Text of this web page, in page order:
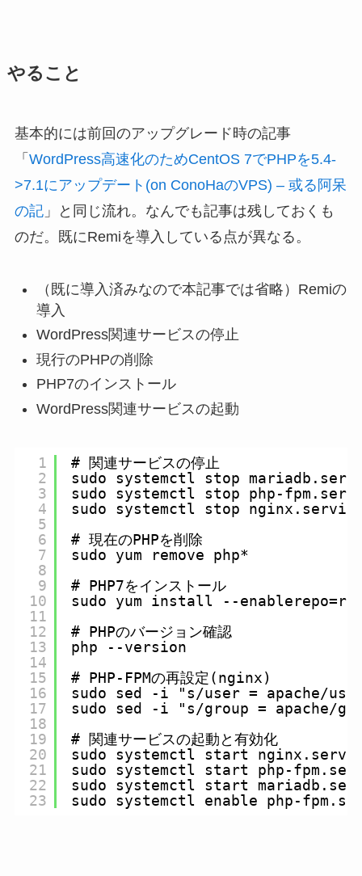
やること
基本的には前回のアップグレード時の記事
「 WordPress高速化のためCentOS 7でPHPを5.4-
>7.1にアップデート(on ConoHaのVPS) – 或る阿呆
の記」と同じ流れ。なんでも記事は残しておくも
のだ。既にRemiを導入している点が異なる。
（既に導入済みなので本記事では省略）Remiの
導入
WordPress関連サービスの停止
現行のPHPの削除
PHP7のインストール
WordPress関連サービスの起動
1
2
3
4
5
6
7
8
9
10
11
12
13
14
15
16
17
18
19
20
21
22
23
# 関連サービスの停止
sudo systemctl stop
sudo systemctl stop php-
sudo systemctl stop
# 現在のPHPを削除
sudo yum remove php*
# PHP7をインストール
sudo yum install --
# PHPのバージョン確認
php --version
# PHP-FPMの再設定(nginx)
sudo sed -i "s/user = apache/
sudo sed -i "s/group = apache/
# 関連サービスの起動と有効化
sudo systemctl start
sudo systemctl start php-
sudo systemctl start
sudo systemctl enable php-